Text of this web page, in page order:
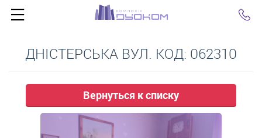
ДНІСТЕРСЬКА ВУЛ. КОД: 062310
Вернуться к списку